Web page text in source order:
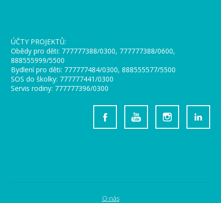
ÚČTY PROJEKTŮ:
Obědy pro děti: 777777388/0300, 777777388/0600,
888555999/5500
Bydlení pro děti: 777777484/0300, 888555577/5500
SOS do školky: 777777441/0300
Servis rodiny: 777777396/0300
O nás